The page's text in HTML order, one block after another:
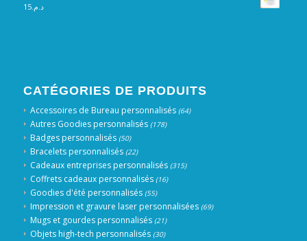
د.م.15
CATÉGORIES DE PRODUITS
Accessoires de Bureau personnalisés (64)
Autres Goodies personnalisés (178)
Badges personnalisés (50)
Bracelets personnalisés (22)
Cadeaux entreprises personnalisés (315)
Coffrets cadeaux personnalisés (16)
Goodies d'été personnalisés (55)
Impression et gravure laser personnalisées (69)
Mugs et gourdes personnalisés (21)
Objets high-tech personnalisés (30)